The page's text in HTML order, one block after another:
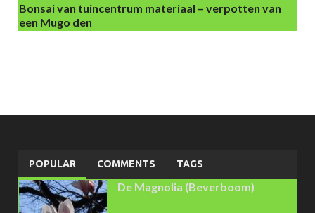
Bonsai van tuincentrum materiaal – verpotten van
een Mugo den
POPULAR COMMENTS TAGS
De Magnolia (Beverboom)